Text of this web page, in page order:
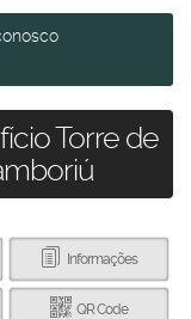
Torre de
Informações
QR Code